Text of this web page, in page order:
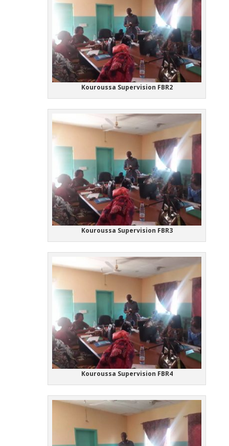
Kouroussa Supervision FBR2
Kouroussa Supervision FBR3
Kouroussa Supervision FBR4